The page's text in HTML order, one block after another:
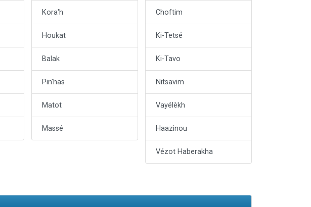
Kora'h
Houkat
Balak
Pin'has
Matot
Massé
Choftim
Ki-Tetsé
Ki-Tavo
Nitsavim
Vayélèkh
Haazinou
Vézot Haberakha